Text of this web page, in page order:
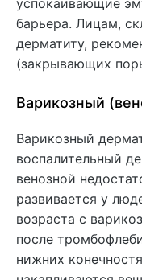
барьера. Лицам,
дерматиту,
(закрывающих
Варикозный
Варикозный
воспалительный
венозной
развивается у
возраста с
после
нижних